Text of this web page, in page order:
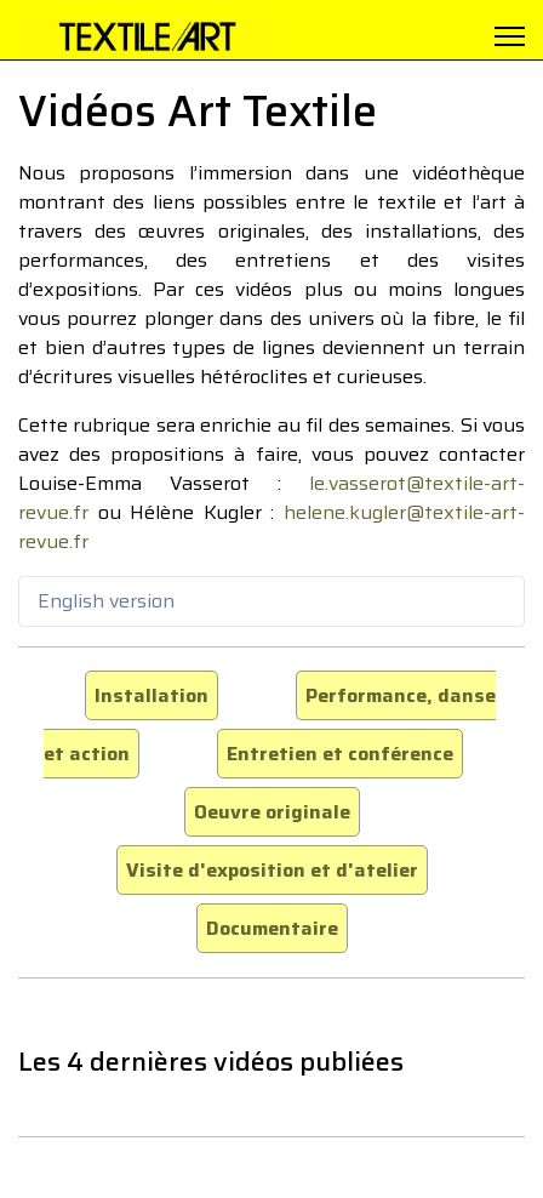
Vidéos Art Textile
Nous proposons l’immersion dans une vidéothèque
montrant des liens possibles entre le textile et l’art à
travers des œuvres originales, des installations, des
performances, des entretiens et des visites
d’expositions. Par ces vidéos plus ou moins longues
vous pourrez plonger dans des univers où la fibre, le fil
et bien d’autres types de lignes deviennent un terrain
d’écritures visuelles hétéroclites et curieuses.
Cette rubrique sera enrichie au fil des semaines. Si vous
avez des propositions à faire, vous pouvez contacter
Louise-Emma Vasserot : le.vasserot@textile-art-
revue.fr ou Hélène Kugler : helene.kugler@textile-art-
revue.fr
English version
Installation
Performance, danse
et action
Entretien et conférence
Oeuvre originale
Visite d'exposition et d'atelier
Documentaire
Les 4 dernières vidéos publiées